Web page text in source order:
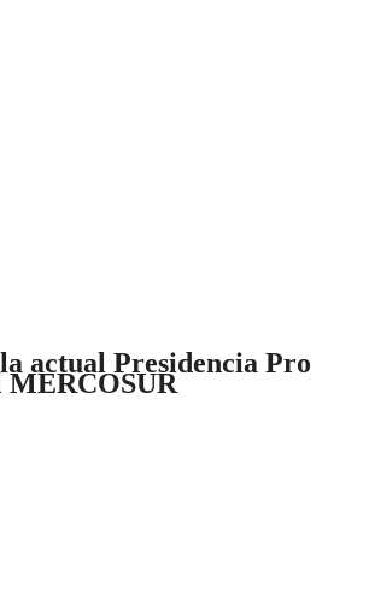
actual Presidencia Pro
MERCOSUR